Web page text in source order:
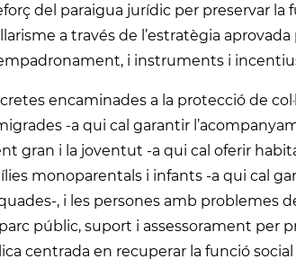
del paraigua jurídic per preservar la
a través de l’estratègia aprovada
i instruments i
encaminades a la protecció de
-a qui cal garantir
gran i la joventut -a qui cal oferir
monoparentals i infants -a qui cal
, i les persones amb problemes
públic, suport i assessorament per
centrada en recuperar la funció social